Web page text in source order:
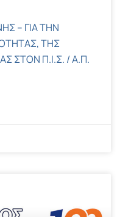
– ΓΙΑ ΤΗΝ
ΤΗΣ
ΣΤΟΝ Π.Ι.Σ. / Α.Π.